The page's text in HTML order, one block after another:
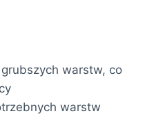
warstw, co
warstw